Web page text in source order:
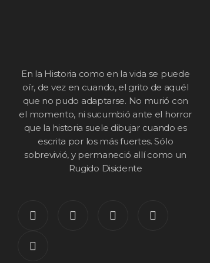
En la Historia como en la vida se puede
oír, de vez en cuando, el grito de aquél
que no pudo adaptarse. No murió con
el momento, ni sucumbió ante el horror
que la historia suele dibujar cuando es
escrita por los más fuertes. Sólo
sobrevivió, y permaneció allí como un
Rugido Disidente